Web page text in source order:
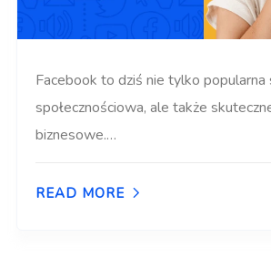
Facebook to dziś nie tylko popularna
społecznościowa, ale także
biznesowe.…
READ MORE